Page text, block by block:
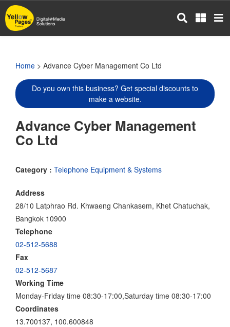
Skip
to
main
Home > Advance Cyber Management Co Ltd
Do you own this business? Get special discounts to
make a website.
Advance Cyber Management
Co Ltd
Category : Telephone Equipment & Systems
Address
28/10 Latphrao Rd. Khwaeng Chankasem, Khet Chatuchak,
Bangkok 10900
Telephone
02-512-5688
Fax
02-512-5687
Working Time
Monday-Friday time 08:30-17:00,Saturday time 08:30-17:00
Coordinates
13.700137, 100.600848